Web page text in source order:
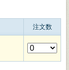
注文数